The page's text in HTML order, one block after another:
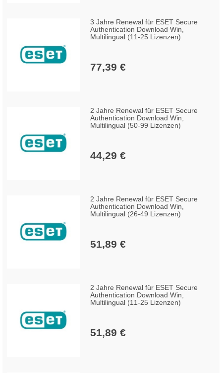
3 Jahre Renewal für ESET Secure
Authentication Download Win,
Multilingual (11-25 Lizenzen)
77,39 €
2 Jahre Renewal für ESET Secure
Authentication Download Win,
Multilingual (50-99 Lizenzen)
44,29 €
2 Jahre Renewal für ESET Secure
Authentication Download Win,
Multilingual (26-49 Lizenzen)
51,89 €
2 Jahre Renewal für ESET Secure
Authentication Download Win,
Multilingual (11-25 Lizenzen)
51,89 €